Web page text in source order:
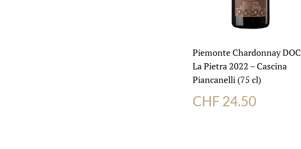
Piemonte Chardonnay DOC
La Pietra 2022 – Cascina
Piancanelli (75 cl)
CHF 24.50